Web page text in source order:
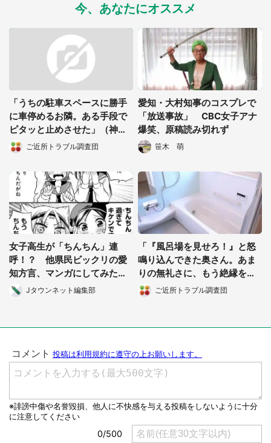
今、あなたにオススメ
「うちの駐車スペースに勝手
に車停めるお隣。ある手段で
ピタッと止めさせた」（神奈
川県・30代女性）
ご近所トラブル調査団
愛知・大村知事のコスプレで
「放送事故」 CBC女子アナ
爆笑、原稿読み切れず
笹木 萌
女子高生が「ちんちん」連
呼！？ 他県民ビックリの愛
知方言、マンガにしてみた
ら...
Jタウンネット編集部
「『風呂場を見せろ！』と怒
鳴り込んできた奥さん。あま
りの無礼さに、もう絶縁を決
めました」（都道府県不明・
女性）
ご近所トラブル調査団